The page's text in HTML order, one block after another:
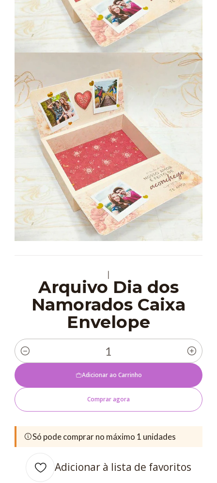
|
Arquivo Dia dos
Namorados Caixa
Envelope
Quantidade
Adicionar ao Carrinho
Comprar agora
Só pode comprar no máximo 1 unidades
Adicionar à lista de favoritos